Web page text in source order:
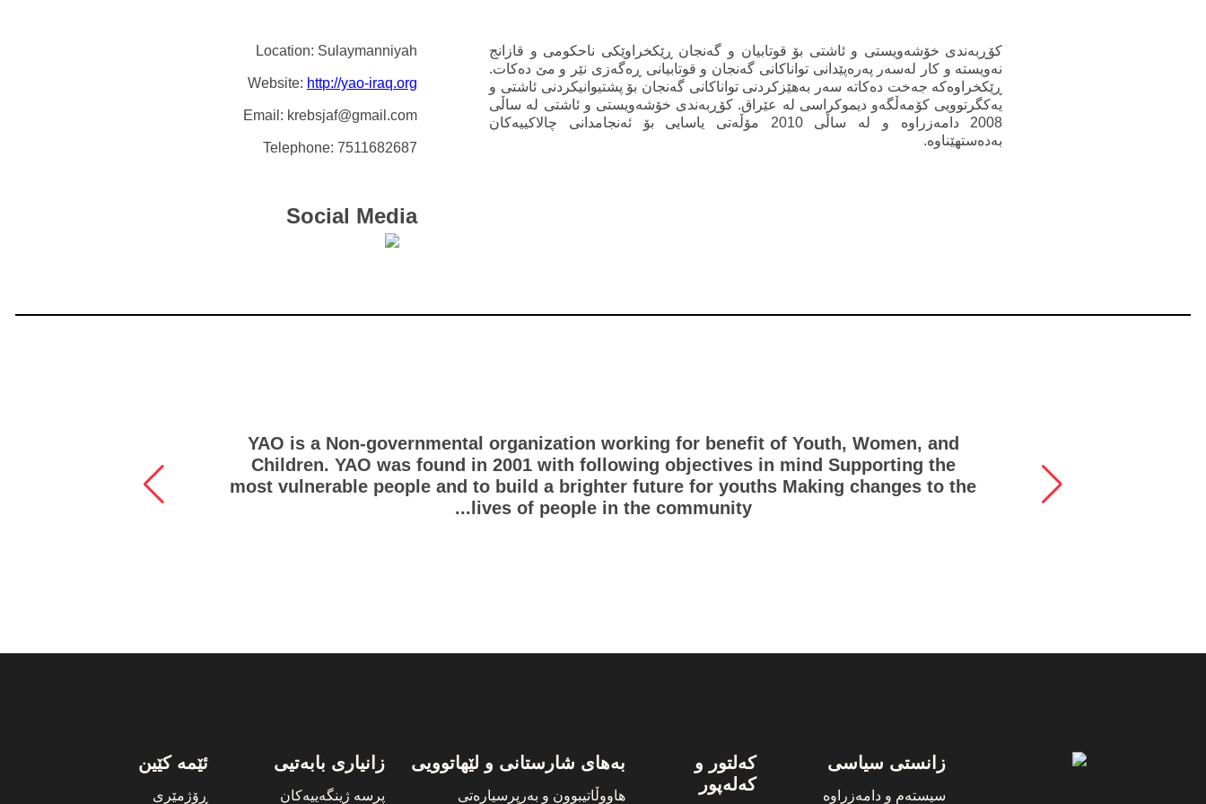
کۆڕبەندی خۆشەویستی و ئاشتی بۆ قوتابیان و گەنجان ڕێکخراوێکی ناحکومی و قازانج
نەویستە و کار لەسەر پەرەپێدانی تواناکانی گەنجان و قوتابیانی ڕەگەزی نێر و مێ دەکات.
ڕێکخراوەکە جەخت دەکاتە سەر بەهێزکردنی تواناکانی گەنجان بۆ پشتیوانیکردنی ئاشتی و
یەکگرتوویی کۆمەڵگەو دیموکراسی لە عێراق. کۆڕبەندی خۆشەویستی و ئاشتی لە ساڵی
2008 دامەزراوە و لە ساڵی 2010 مۆڵەتی یاسایی بۆ ئەنجامدانی چالاکییەکان
بەدەستهێناوە.
Location: Sulaymanniyah
Website: http://yao-iraq.org
Email: krebsjaf@gmail.com
Telephone: 7511682687
Social Media
YAO is a Non-governmental organization working for benefit of Youth, Women, and
Children. YAO was found in 2001 with following objectives in mind Supporting the
most vulnerable people and to build a brighter future for youths Making changes to the
lives of people in the community...
Footer
زانستی سیاسی
سیستەم و دامەزراوە
کەلتور و
کەلەپور
بەهای شارستانی و لێهاتوویی
هاووڵاتیبوون و بەرپرسیارەتی
زانیاری بابەتیی
پرسە ژینگەییەکان
ئێمە کێین
ڕۆژمێری